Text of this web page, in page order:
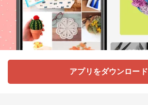
アプリをダウンロード